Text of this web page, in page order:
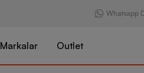
Whatsapp
Markalar Outlet